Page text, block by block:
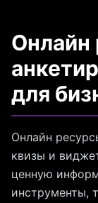
Онлайн
для
Онлайн
квизы и
ценную
инструменты,